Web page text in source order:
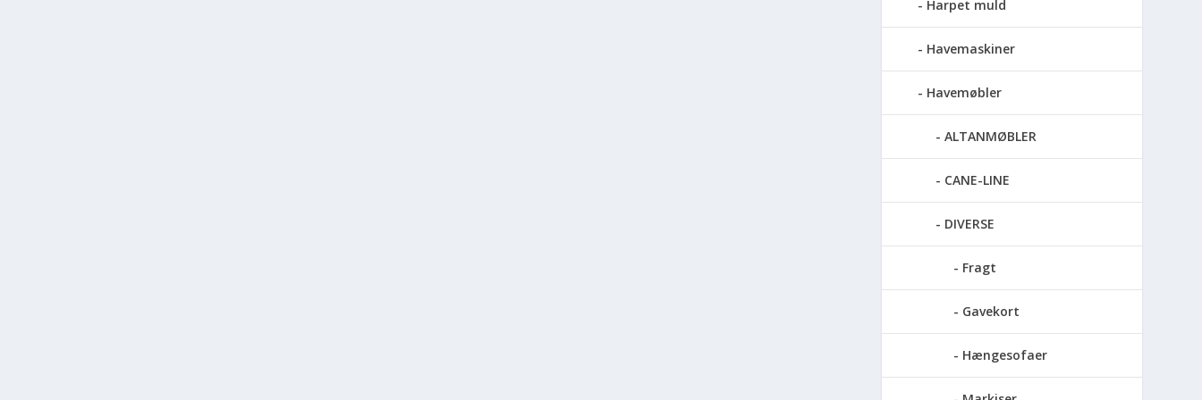
Harpet muld
Havemaskiner
Havemøbler
ALTANMØBLER
CANE-LINE
DIVERSE
Fragt
Gavekort
Hængesofaer